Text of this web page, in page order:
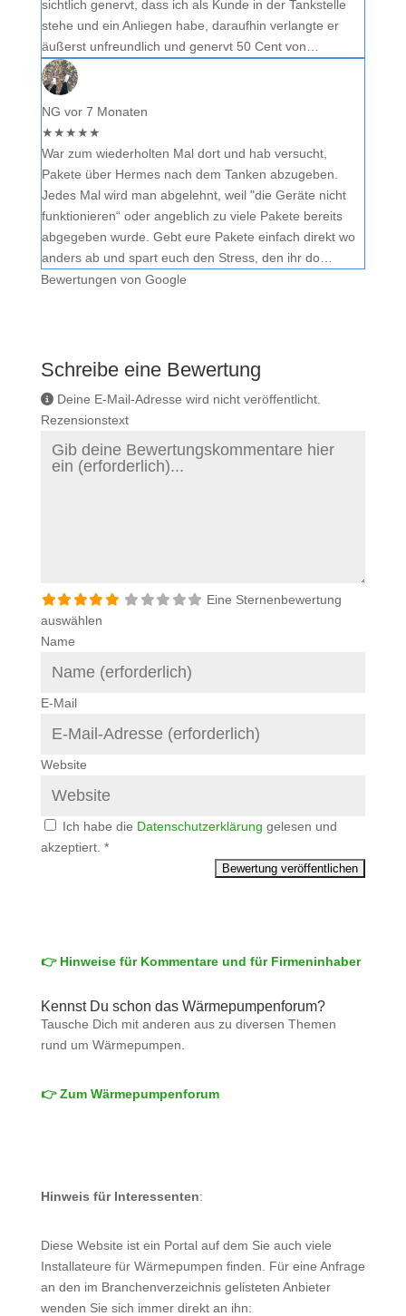
sichtlich genervt, dass ich als Kunde in der Tankstelle
stehe und ein Anliegen habe, daraufhin verlangte er
äußerst unfreundlich und genervt 50 Cent von…
NG vor 7 Monaten
★★★★★
War zum wiederholten Mal dort und hab versucht,
Pakete über Hermes nach dem Tanken abzugeben.
Jedes Mal wird man abgelehnt, weil "die Geräte nicht
funktionieren“ oder angeblich zu viele Pakete bereits
abgegeben wurde. Gebt eure Pakete einfach direkt wo
anders ab und spart euch den Stress, den ihr do…
Bewertungen von Google
Schreibe eine Bewertung
Deine E-Mail-Adresse wird nicht veröffentlicht.
Rezensionstext
Eine Sternenbewertung
auswählen
Name
E-Mail
Website
Ich habe die Datenschutzerklärung gelesen und
akzeptiert. *
👉 Hinweise für Kommentare und für Firmeninhaber
Kennst Du schon das Wärmepumpenforum?
Tausche Dich mit anderen aus zu diversen Themen
rund um Wärmepumpen.
👉 Zum Wärmepumpenforum
Hinweis für Interessenten:
Diese Website ist ein Portal auf dem Sie auch viele
Installateure für Wärmepumpen finden. Für eine Anfrage
an den im Branchenverzeichnis gelisteten Anbieter
wenden Sie sich immer direkt an ihn: